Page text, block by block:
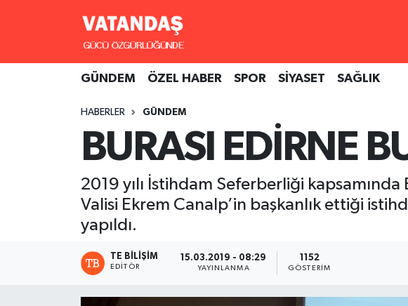
GÜNDEM ÖZEL HABER SPOR SİYASET SAĞLIK
HABERLER GÜNDEM
BURASI EDİRNE
2019 yılı İstihdam Seferberliği
Valisi Ekrem Canalp’in başkanlık ettiği
yapıldı.
TE BILIŞIM
EDITÖR
15.03.2019 - 08:29
YAYINLANMA
1152
GÖSTERIM
GÜNDEM
SİYASET
SAĞLIK
Hava Durumu
Tüm Manşetler
Son Dakika Haberleri
Haber Arşivi